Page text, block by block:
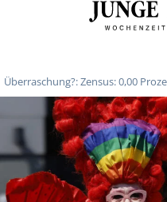
Überraschung?: Zensus: 0,00